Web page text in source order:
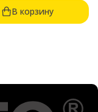
В корзину